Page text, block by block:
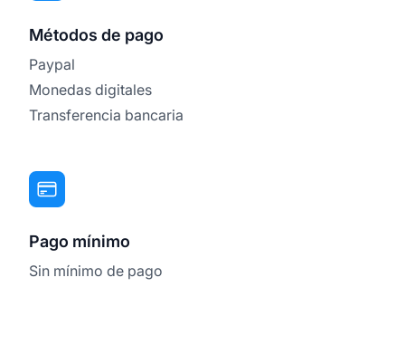
Métodos de pago
Paypal
Monedas digitales
Transferencia bancaria
Pago mínimo
Sin mínimo de pago